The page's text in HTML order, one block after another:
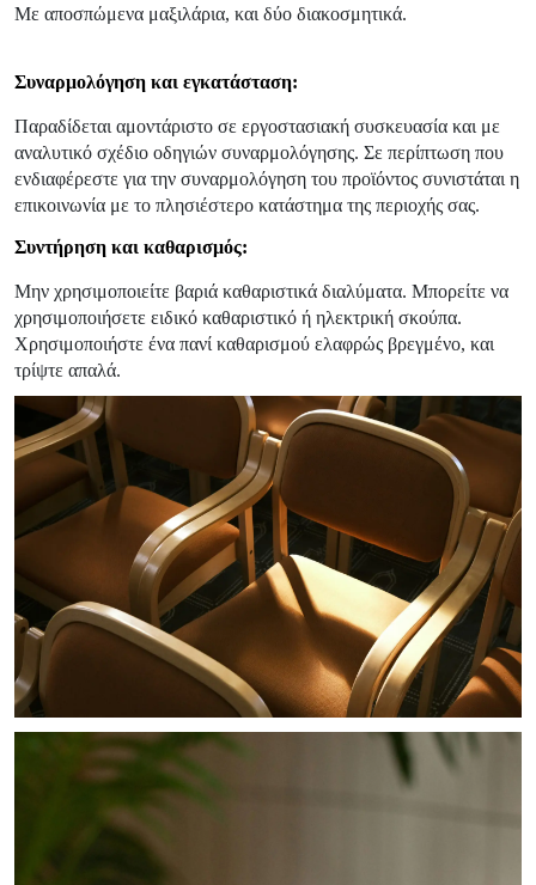
Με αποσπώμενα μαξιλάρια, και δύο διακοσμητικά.
Συναρμολόγηση και εγκατάσταση:
Παραδίδεται αμοντάριστο σε εργοστασιακή συσκευασία και με
αναλυτικό σχέδιο οδηγιών συναρμολόγησης. Σε περίπτωση που
ενδιαφέρεστε για την συναρμολόγηση του προϊόντος συνιστάται η
επικοινωνία με το πλησιέστερο κατάστημα της περιοχής σας.
Συντήρηση και καθαρισμός:
Μην χρησιμοποιείτε βαριά καθαριστικά διαλύματα. Μπορείτε να
χρησιμοποιήσετε ειδικό καθαριστικό ή ηλεκτρική σκούπα.
Χρησιμοποιήστε ένα πανί καθαρισμού ελαφρώς βρεγμένο, και
τρίψτε απαλά.